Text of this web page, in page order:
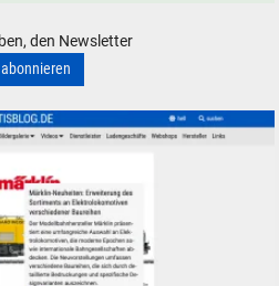
den Newsletter
abonnieren